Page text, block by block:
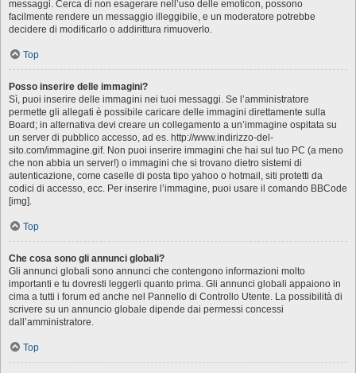
messaggi. Cerca di non esagerare nell’uso delle emoticon, possono
facilmente rendere un messaggio illeggibile, e un moderatore potrebbe
decidere di modificarlo o addirittura rimuoverlo.
Top
Posso inserire delle immagini?
Sì, puoi inserire delle immagini nei tuoi messaggi. Se l’amministratore
permette gli allegati è possibile caricare delle immagini direttamente sulla
Board; in alternativa devi creare un collegamento a un’immagine ospitata su
un server di pubblico accesso, ad es. http://www.indirizzo-del-
sito.com/immagine.gif. Non puoi inserire immagini che hai sul tuo PC (a meno
che non abbia un server!) o immagini che si trovano dietro sistemi di
autenticazione, come caselle di posta tipo yahoo o hotmail, siti protetti da
codici di accesso, ecc. Per inserire l’immagine, puoi usare il comando BBCode
[img].
Top
Che cosa sono gli annunci globali?
Gli annunci globali sono annunci che contengono informazioni molto
importanti e tu dovresti leggerli quanto prima. Gli annunci globali appaiono in
cima a tutti i forum ed anche nel Pannello di Controllo Utente. La possibilità di
scrivere su un annuncio globale dipende dai permessi concessi
dall’amministratore.
Top